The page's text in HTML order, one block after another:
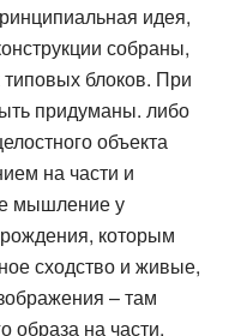
идея,
собраны,
блоков. При
придуманы. либо
объекта
на части и
мышление у
которым
сходство и живые,
– там
образа на части,